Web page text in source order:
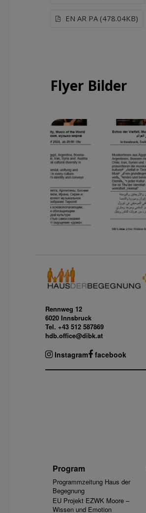
EN AR PA (478.04KB)
Flyer Bilder
Rennweg 12
6020 Innsbruck
Tel. +43 512 587869
hdb.office@dibk.at
Instagram facebook
Program
Programmzeitung Haus der
Begegnung
EU Projekt EZWK Moore –
Wissen und Emotion